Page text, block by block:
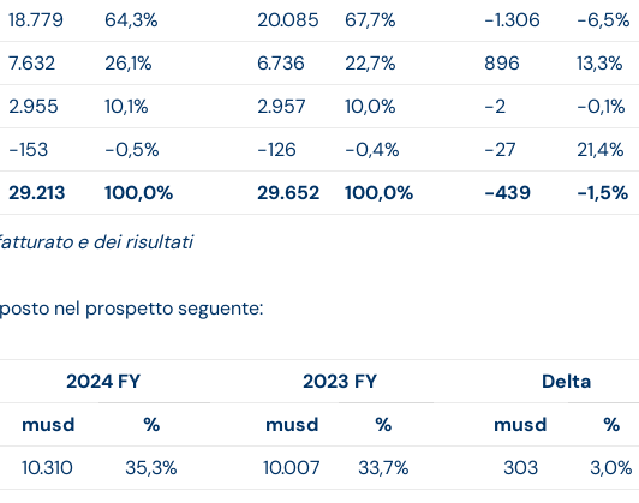
18.779 64,3% 20.085 67,7% -1.306
-6,5%
7.632 26,1% 6.736 22,7% 896
13,3%
2.955 10,1% 2.957 10,0% -2
-0,1%
-153 -0,5% -126 -0,4% -27
21,4%
29.213 100,0% 29.652 100,0% -439
-1,5%
e dei risultati
nel prospetto seguente:
2024 FY 2023 FY
Delta
musd
% musd % musd
%
10.310 35,3% 10.007 33,7% 303
3,0%